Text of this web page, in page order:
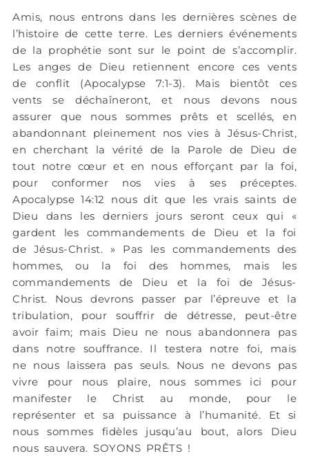
Amis, nous entrons dans les dernières scènes de
l’histoire de cette terre. Les derniers événements
de la prophétie sont sur le point de s’accomplir.
Les anges de Dieu retiennent encore ces vents
de conflit (Apocalypse 7:1-3). Mais bientôt ces
vents se déchaîneront, et nous devons nous
assurer que nous sommes prêts et scellés, en
abandonnant pleinement nos vies à Jésus-Christ,
en cherchant la vérité de la Parole de Dieu de
tout notre cœur et en nous efforçant par la foi,
pour conformer nos vies à ses préceptes.
Apocalypse 14:12 nous dit que les vrais saints de
Dieu dans les derniers jours seront ceux qui «
gardent les commandements de Dieu et la foi
de Jésus-Christ. » Pas les commandements des
hommes, ou la foi des hommes, mais les
commandements de Dieu et la foi de Jésus-
Christ. Nous devrons passer par l’épreuve et la
tribulation, pour souffrir de détresse, peut-être
avoir faim; mais Dieu ne nous abandonnera pas
dans notre souffrance. Il testera notre foi, mais
ne nous laissera pas seuls. Nous ne devons pas
vivre pour nous plaire, nous sommes ici pour
manifester le Christ au monde, pour le
représenter et sa puissance à l’humanité. Et si
nous sommes fidèles jusqu’au bout, alors Dieu
nous sauvera. SOYONS PRÊTS !